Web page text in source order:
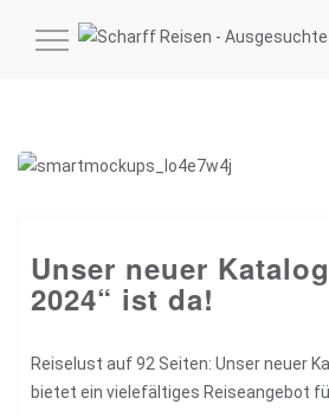
MENÜ
Unser neuer
2024“ ist da!
Reiselust auf 92 Seiten: Unser neuer
bietet ein vielefältiges Reiseangebot